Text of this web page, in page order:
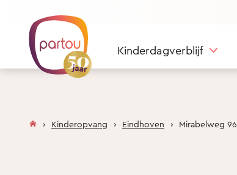
Kinderdagverblijf
Kinderopvang Eindhoven Mirabelweg 96